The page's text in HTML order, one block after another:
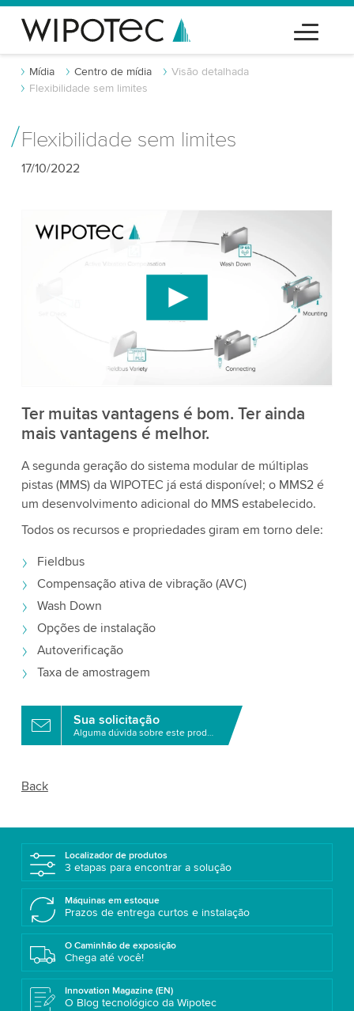
Mídia Centro de mídia
Visão detalhada
Flexibilidade sem limites
Flexibilidade sem limites
17/10/2022
Precisamos do seu consentimento para
carregar o serviço de vídeo do YouTube!
Utilizamos um serviço de terceiros para incorporar
conteúdo de vídeo que pode coletar dados sobre
aceite o serviço para assistir a este vídeo.
Ter muitas vantagens é bom. Ter ainda
mais vantagens é melhor.
A segunda geração do sistema modular de múltiplas
pistas (MMS) da WIPOTEC já está disponível; o MMS2 é
um desenvolvimento adicional do MMS estabelecido.
Todos os recursos e propriedades giram em torno dele:
Fieldbus
Compensação ativa de vibração (AVC)
Wash Down
Opções de instalação
Autoverificação
Taxa de amostragem
Sua solicitação
Alguma dúvida sobre este produto?
Back
Localizador de produtos
3 etapas para encontrar a solução
Máquinas em estoque
Prazos de entrega curtos e instalação
O Caminhão de exposição
Chega até você!
Innovation Magazine (EN)
O Blog tecnológico da Wipotec